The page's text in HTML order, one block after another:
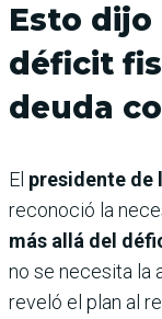
Esto dijo
déficit
deuda
El presidente de
reconoció la
más allá del
no se necesita la
reveló el plan al